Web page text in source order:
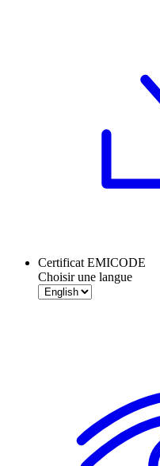
Certificat EMICODE
Choisir une langue